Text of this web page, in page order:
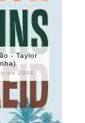
- Taylor
de 2025